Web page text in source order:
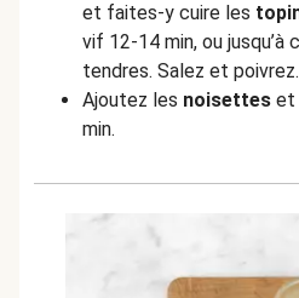
et faites-y cuire les
vif 12-14 min, ou jusqu’à
tendres. Salez et poivrez.
Ajoutez les noisettes et
min.